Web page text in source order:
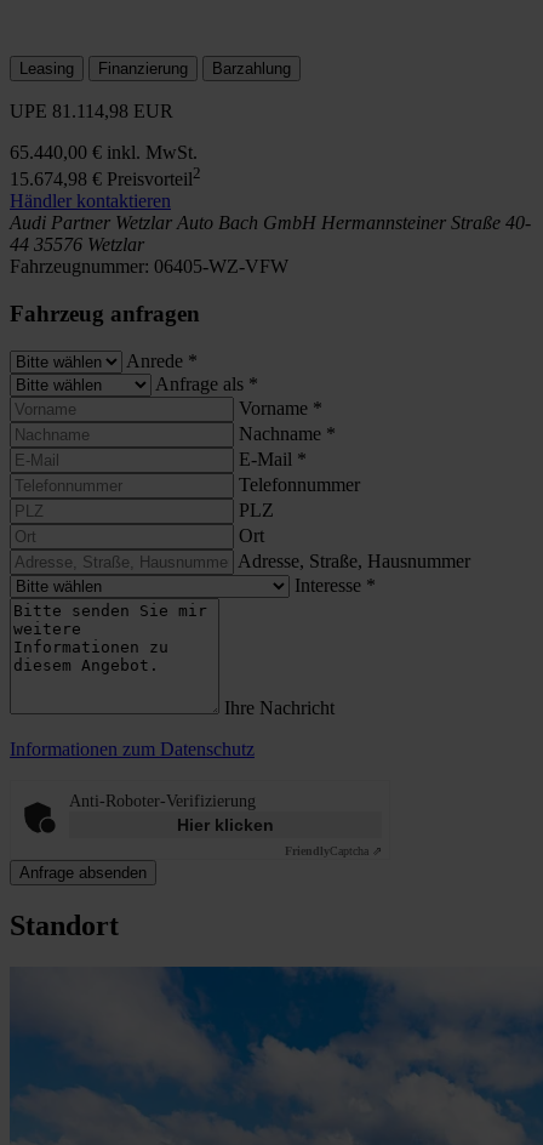
Leasing Finanzierung Barzahlung
UPE 81.114,98 EUR
65.440,00 € inkl. MwSt.
15.674,98 € Preisvorteil2
Händler kontaktieren
Audi Partner Wetzlar Auto Bach GmbH Hermannsteiner Straße 40-
44 35576 Wetzlar
Fahrzeugnummer: 06405-WZ-VFW
Fahrzeug anfragen
Anrede *
Anfrage als *
Vorname *
Nachname *
E-Mail *
Telefonnummer
PLZ
Ort
Adresse, Straße, Hausnummer
Interesse *
Ihre Nachricht
Informationen zum Datenschutz
Anti-Roboter-Verifizierung
Hier klicken
FriendlyCaptcha ⇗
Anfrage absenden
Standort